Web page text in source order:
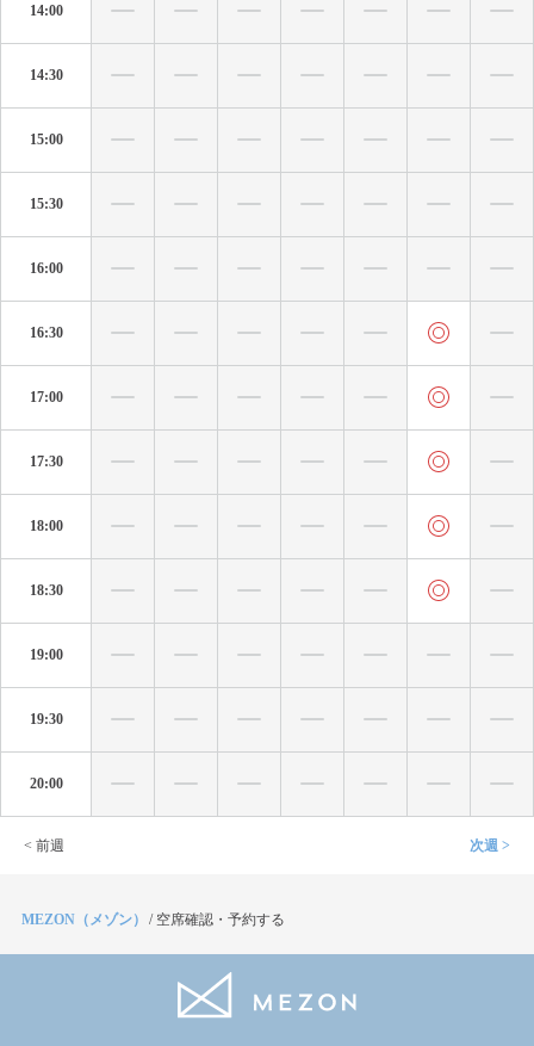
14:00
14:30
15:00
15:30
16:00
16:30
17:00
17:30
18:00
18:30
19:00
19:30
20:00
< 前週 次週 >
MEZON（メゾン） / 空席確認・予約する